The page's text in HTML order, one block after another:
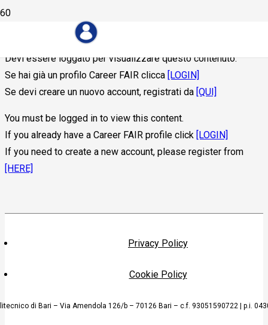
Devi essere loggato per visualizzare questo contenuto.
Se hai già un profilo Career FAIR clicca [LOGIN]
Se devi creare un nuovo account, registrati da [QUI]
You must be logged in to view this content.
If you already have a Career FAIR profile click [LOGIN]
If you need to create a new account, please register from
[HERE]
Privacy Policy
Cookie Policy
di Bari – Via Amendola 126/b – 70126 Bari – c.f. 93051590722 | p.i.